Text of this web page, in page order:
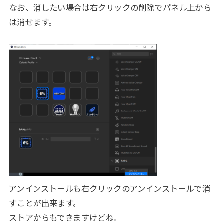
なお、消したい場合は右クリックの削除でパネル上から
は消せます。
アンインストールも右クリックのアンインストールで消
すことが出来ます。
ストアからもできますけどね。